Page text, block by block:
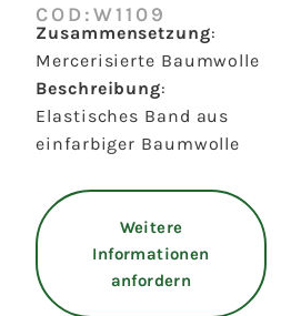
COD:W1109
Zusammensetzung:
Mercerisierte Baumwolle
Beschreibung:
Elastisches Band aus
einfarbiger Baumwolle
Weitere
Informationen
anfordern